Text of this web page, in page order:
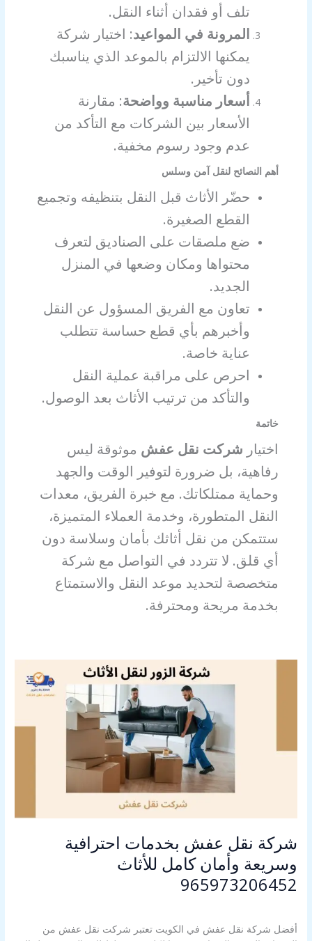
تلف أو فقدان أثناء النقل.
المرونة في المواعيد: اختيار شركة
يمكنها الالتزام بالموعد الذي يناسبك
دون تأخير.
أسعار مناسبة وواضحة: مقارنة
الأسعار بين الشركات مع التأكد من
عدم وجود رسوم مخفية.
أهم النصائح لنقل آمن وسلس
حضّر الأثاث قبل النقل بتنظيفه وتجميع
القطع الصغيرة.
ضع ملصقات على الصناديق لتعرف
محتواها ومكان وضعها في المنزل
الجديد.
تعاون مع الفريق المسؤول عن النقل
وأخبرهم بأي قطع حساسة تتطلب
عناية خاصة.
احرص على مراقبة عملية النقل
والتأكد من ترتيب الأثاث بعد الوصول.
خاتمة
اختيار شركت نقل عفش موثوقة ليس
رفاهية، بل ضرورة لتوفير الوقت والجهد
وحماية ممتلكاتك. مع خبرة الفريق، معدات
النقل المتطورة، وخدمة العملاء المتميزة،
ستتمكن من نقل أثاثك بأمان وسلاسة دون
أي قلق. لا تتردد في التواصل مع شركة
متخصصة لتحديد موعد النقل والاستمتاع
بخدمة مريحة ومحترفة.
شركة نقل عفش بخدمات احترافية
وسريعة وأمان كامل للأثاث
965973206452
أفضل شركة نقل عفش في الكويت تعتبر شركت نقل عفش من